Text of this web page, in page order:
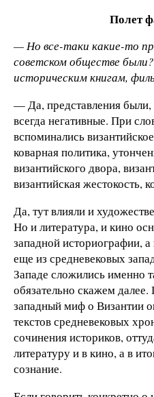
Полет
— Но все-таки какие-то
советском обществе
историческим книгам,
— Да, представления были,
всегда негативные. При
вспоминались
коварная политика,
византийского двора,
византийская жестокость,
Да, тут влияли и
Но и литература, и кино
западной историографии,
еще из средневековых
Западе сложились именно
обязательно скажем
западный миф о Византии
текстов средневековых
сочинения историков,
литературу и в кино, а в
сознание.